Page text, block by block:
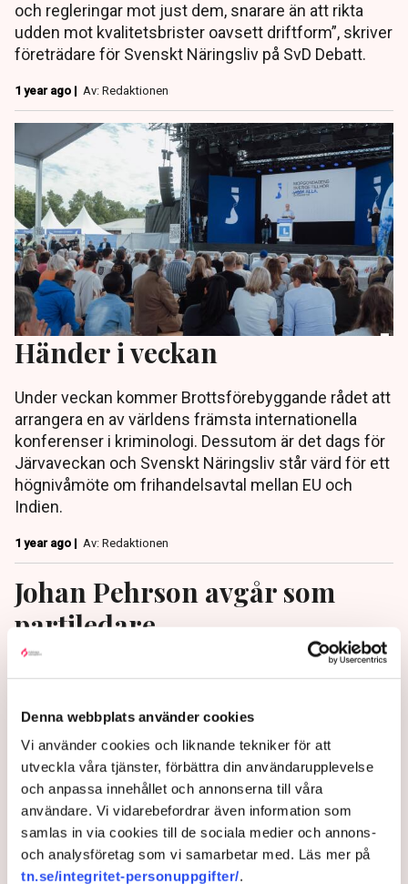
Denna webbplats använder cookies
Vi använder cookies och liknande tekniker för att
utveckla våra tjänster, förbättra din användarupplevelse
och anpassa innehållet och annonserna till våra
användare. Vi vidarebefordrar även information som
samlas in via cookies till de sociala medier och annons-
och analysföretag som vi samarbetar med. Läs mer på
tn.se/integritet-personuppgifter/.
och regleringar mot just dem, snarare än att rikta
udden mot kvalitetsbrister oavsett driftform”, skriver
företrädare för Svenskt Näringsliv på SvD Debatt.
1 year ago | Av: Redaktionen
Händer i veckan
Under veckan kommer Brottsförebyggande rådet att
arrangera en av världens främsta internationella
konferenser i kriminologi. Dessutom är det dags för
Järvaveckan och Svenskt Näringsliv står värd för ett
högnivåmöte om frihandelsavtal mellan EU och
Indien.
1 year ago | Av: Redaktionen
Johan Pehrson avgår som
partiledare
Johan Pehrson avgår som partiledare för Liberalerna,
Av: TT